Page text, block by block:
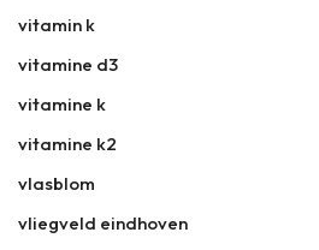
vitamin k
vitamine d3
vitamine k
vitamine k2
vlasblom
vliegveld eindhoven